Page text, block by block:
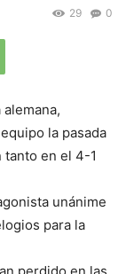
0
29
alemana,
la pasada
tanto en el 4-1
unánime
para la